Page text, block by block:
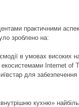
практичними
зроблено на:
в умовах високих
екосистемами Internet of
для забезпечення
кухню»